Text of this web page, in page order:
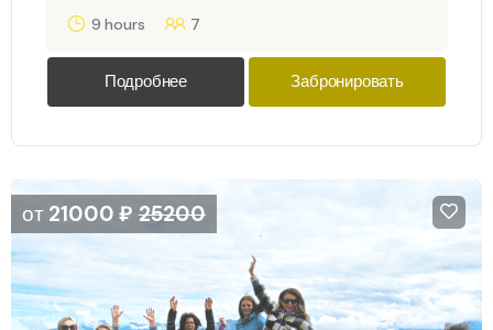
9 hours 7
Подробнее Забронировать
от 21000₽ 25200